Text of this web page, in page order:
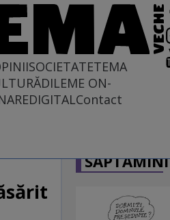
SOCIETATETEMA
DILEME ON-
DIGITALContact